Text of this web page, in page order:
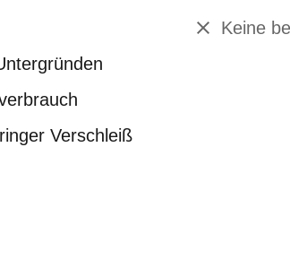
Verschleiß
Keine